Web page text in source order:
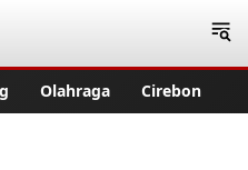
Olahraga Cirebon